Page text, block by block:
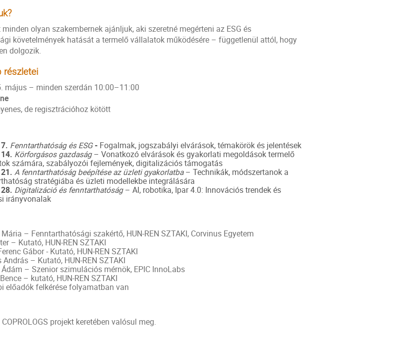
olyan szakembernek ajánljuk, aki szeretné megérteni az ESG és
követelmények hatását a termelő vállalatok működésére – függetlenül attól, hogy
dolgozik.
részletei
május – minden szerdán 10:00–11:00
de regisztrációhoz kötött
Fenntarthatóság és ESG-Fogalmak, jogszabályi elvárások, témakörök és jelentések
Körforgásos gazdaság– Vonatkozó elvárások és gyakorlati megoldások termelő
számára, szabályozói fejlemények, digitalizációs támogatás
A fenntarthatóság beépítése az üzleti gyakorlatba – Technikák, módszertanok a
stratégiába és üzleti modellekbe integrálására
Digitalizáció és fenntarthatóság – AI, robotika, Ipar 4.0: Innovációs trendek és
irányvonalak
– Fenntarthatósági szakértő, HUN-REN SZTAKI, Corvinus Egyetem
– Kutató, HUN-REN SZTAKI
Gábor - Kutató, HUN-REN SZTAKI
András – Kutató, HUN-REN SZTAKI
– Szenior szimulációs mérnök, EPIC InnoLabs
– kutató, HUN-REN SZTAKI
előadók felkérése folyamatban van
projekt keretében valósul meg.